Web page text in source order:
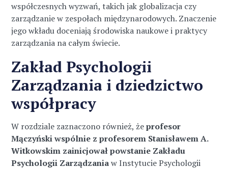
współczesnych wyzwań, takich jak globalizacja czy
zarządzanie w zespołach międzynarodowych. Znaczenie
jego wkładu doceniają środowiska naukowe i praktycy
zarządzania na całym świecie.
Zakład Psychologii
Zarządzania i dziedzictwo
współpracy
W rozdziale zaznaczono również, żeprofesor
Mączyński wspólnie z profesorem Stanisławem A.
Witkowskim zainicjował powstanie Zakładu
Psychologii Zarządzaniaw Instytucie Psychologii